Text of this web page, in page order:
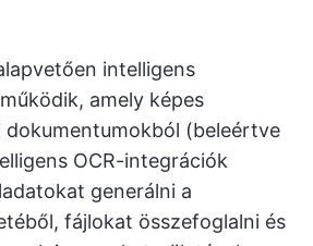
intelligens
amely képes
(beleértve
OCR-integrációk
generálni a
fájlokat összefoglalni és